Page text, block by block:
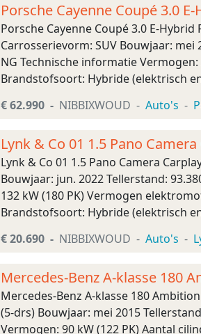
Porsche Cayenne Coupé 3.0
Porsche Cayenne Coupé 3.0 E-
Carrosserievorm: SUV Bouwjaar:
NG Technische informatie
Brandstofsoort: Hybride (elektrisch
€ 62.990 NIBBIXWOUD Auto's
Lynk & Co 01 1.5 Pano
Lynk & Co 01 1.5 Pano Camera
Bouwjaar: jun. 2022 Tellerstand:
132 kW (180 PK) Vermogen
Brandstofsoort: Hybride (elektrisch
€ 20.690 NIBBIXWOUD Auto's
Mercedes-Benz A-klasse 180
Mercedes-Benz A-klasse 180
(5-drs) Bouwjaar: mei 2015
Vermogen: 90 kW (122 PK) Aantal